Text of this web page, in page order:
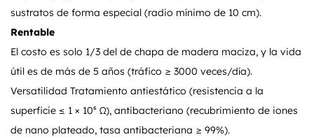
sustratos de forma especial (radio mínimo de 10 cm).
Rentable
El costo es solo 1/3 del de chapa de madera maciza, y la vida
útil es de más de 5 años (tráfico ≥ 3000 veces/día).
Versatilidad Tratamiento antiestático (resistencia a la
superficie ≤ 1 × 10⁶ Ω), antibacteriano (recubrimiento de iones
de nano plateado, tasa antibacteriana ≥ 99%).